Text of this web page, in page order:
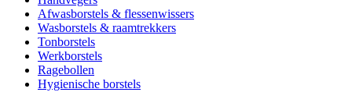
Afwasborstels & flessenwissers
Wasborstels & raamtrekkers
Tonborstels
Werkborstels
Ragebollen
Hygienische borstels